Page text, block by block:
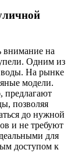
внимание на
Одним из
воды. На рынке
модели.
предлагают
позволяя
до нужной
и не требуют
для
доступом к